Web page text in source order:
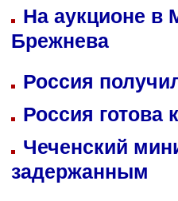
На аукционе в
Брежнева
Россия
Россия готова
Чеченский
задержанным